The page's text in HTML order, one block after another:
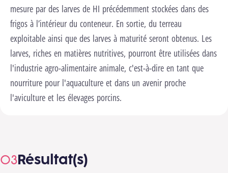
mesure par des larves de HI précédemment stockées dans des
frigos à l’intérieur du conteneur. En sortie, du terreau
exploitable ainsi que des larves à maturité seront obtenus. Les
larves, riches en matières nutritives, pourront être utilisées dans
l'industrie agro-alimentaire animale, c'est-à-dire en tant que
nourriture pour l'aquaculture et dans un avenir proche
l'aviculture et les élevages porcins.
Résultat(s)